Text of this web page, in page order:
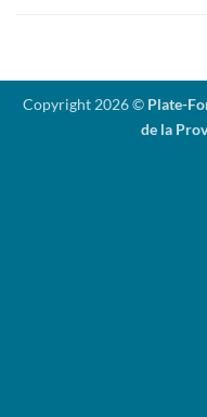
Copyright 2026 © Plate-
de la